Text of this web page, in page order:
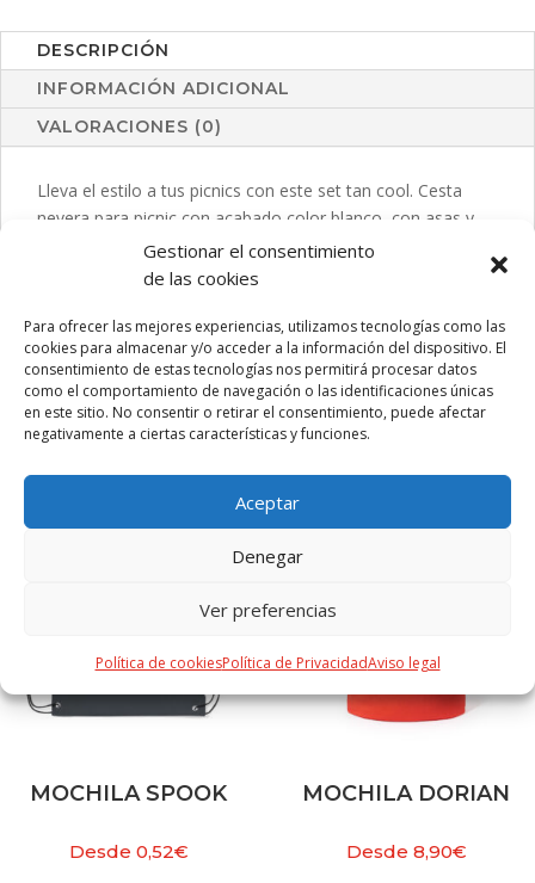
Gestionar el consentimiento
de las cookies
Para ofrecer las mejores experiencias, utilizamos tecnologías como las
cookies para almacenar y/o acceder a la información del dispositivo. El
consentimiento de estas tecnologías nos permitirá procesar datos
como el comportamiento de navegación o las identificaciones únicas
en este sitio. No consentir o retirar el consentimiento, puede afectar
negativamente a ciertas características y funciones.
Aceptar
Denegar
Ver preferencias
Política de cookiesPolítica de PrivacidadAviso legal
DESCRIPCIÓN
INFORMACIÓN ADICIONAL
VALORACIONES (0)
Lleva el estilo a tus picnics con este set tan cool. Cesta
nevera para picnic con acabado color blanco, con asas y
cintas de ajuste en color gris. Ideal para dos personas
gracias a sus dos completos servicios y multitud de
aluminio.
PRODUCTOS RELACIONADOS
MOCHILA SPOOK
Desde 0,52€
MOCHILA DORIAN
Desde 8,90€